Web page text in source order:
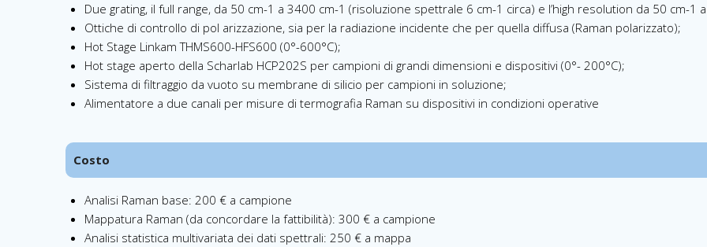
Due grating, il full range, da 50 cm-1 a 3400 cm-1 (risoluzione spettrale 6 cm-1 circa) e l’high resolution da 50 cm-
Ottiche di controllo di pol arizzazione, sia per la radiazione incidente che per quella diffusa (Raman polarizzato);
Hot Stage Linkam THMS600-HFS600 (0°-600°C);
Hot stage aperto della Scharlab HCP202S per campioni di grandi dimensioni e dispositivi (0°- 200°C);
Sistema di filtraggio da vuoto su membrane di silicio per campioni in soluzione;
Alimentatore a due canali per misure di termografia Raman su dispositivi in condizioni operative
Costo
Analisi Raman base: 200 € a campione
Mappatura Raman (da concordare la fattibilità): 300 € a campione
Analisi statistica multivariata dei dati spettrali: 250 € a mappa